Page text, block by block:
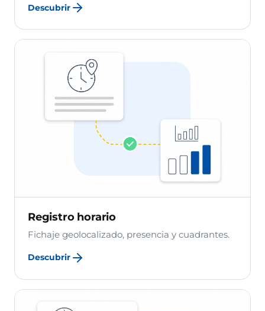
Descubrir
Registro horario
Fichaje geolocalizado, presencia y cuadrantes.
Descubrir